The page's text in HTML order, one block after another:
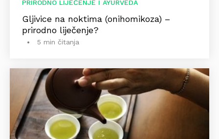
PRIRODNO LIJEČENJE I AYURVEDA
Gljivice na noktima (onihomikoza) –
prirodno liječenje?
5 min čitanja